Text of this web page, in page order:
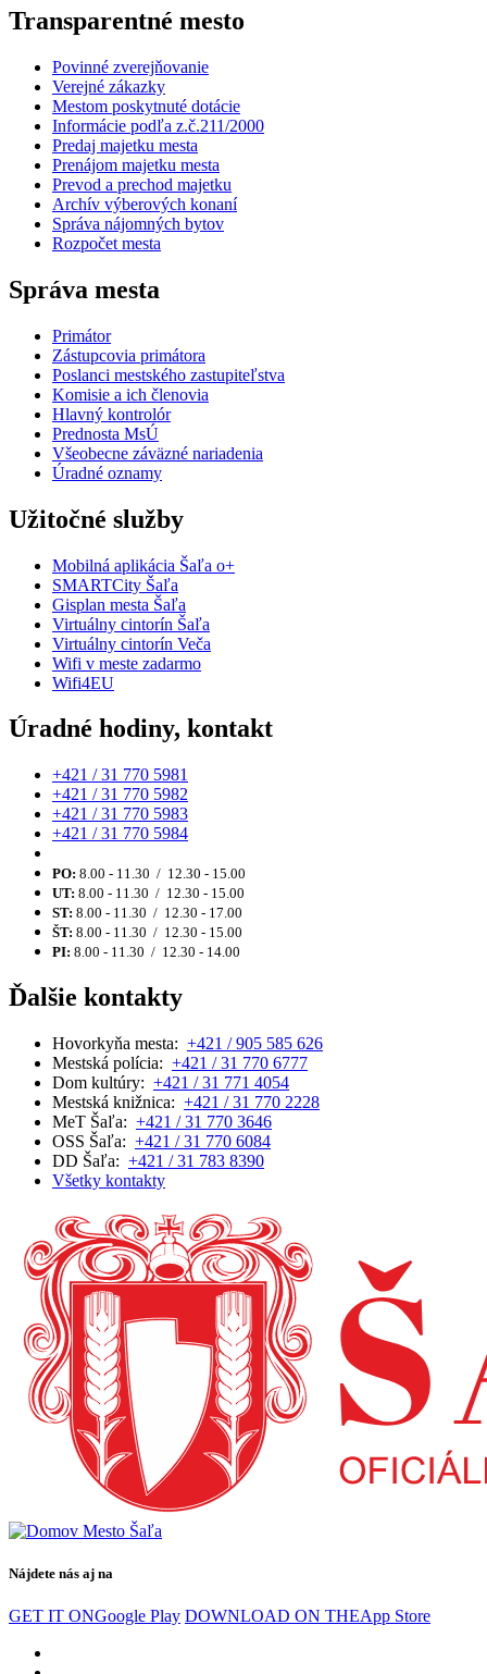
Transparentné mesto
Povinné zverejňovanie
Verejné zákazky
Mestom poskytnuté dotácie
Informácie podľa z.č.211/2000
Predaj majetku mesta
Prenájom majetku mesta
Prevod a prechod majetku
Archív výberových konaní
Správa nájomných bytov
Rozpočet mesta
Správa mesta
Primátor
Zástupcovia primátora
Poslanci mestského zastupiteľstva
Komisie a ich členovia
Hlavný kontrolór
Prednosta MsÚ
Všeobecne záväzné nariadenia
Úradné oznamy
Užitočné služby
Mobilná aplikácia Šaľa o+
SMARTCity Šaľa
Gisplan mesta Šaľa
Virtuálny cintorín Šaľa
Virtuálny cintorín Veča
Wifi v meste zadarmo
Wifi4EU
Úradné hodiny, kontakt
+421 / 31 770 5981
+421 / 31 770 5982
+421 / 31 770 5983
+421 / 31 770 5984
PO: 8.00 - 11.30 / 12.30 - 15.00
UT: 8.00 - 11.30 / 12.30 - 15.00
ST: 8.00 - 11.30 / 12.30 - 17.00
ŠT: 8.00 - 11.30 / 12.30 - 15.00
PI: 8.00 - 11.30 / 12.30 - 14.00
Ďalšie kontakty
Hovorkyňa mesta: +421 / 905 585 626
Mestská polícia: +421 / 31 770 6777
Dom kultúry: +421 / 31 771 4054
Mestská knižnica: +421 / 31 770 2228
MeT Šaľa: +421 / 31 770 3646
OSS Šaľa: +421 / 31 770 6084
DD Šaľa: +421 / 31 783 8390
Všetky kontakty
Nájdete nás aj na
GET IT ONGoogle Play DOWNLOAD ON THEApp Store